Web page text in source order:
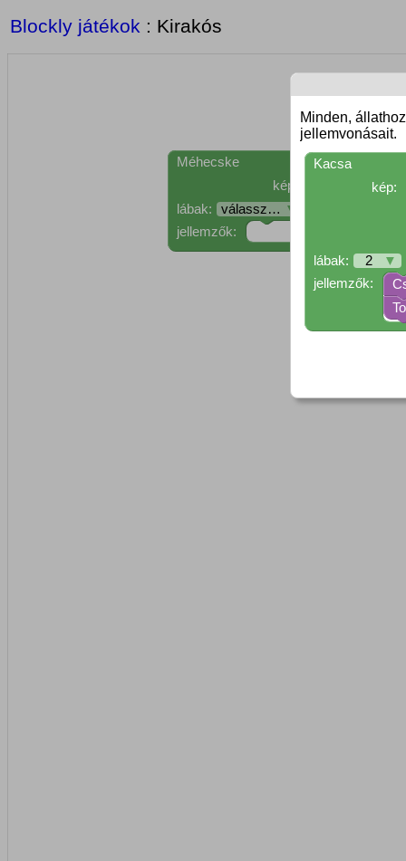
Blockly játékok : Kirakós
Méhecske
kép:
lábak:
válassz… ▼
jellemzők:
Minden,
jellemvonásait.
Kacsa
kép:
lábak: 2
▼
jellemzők: